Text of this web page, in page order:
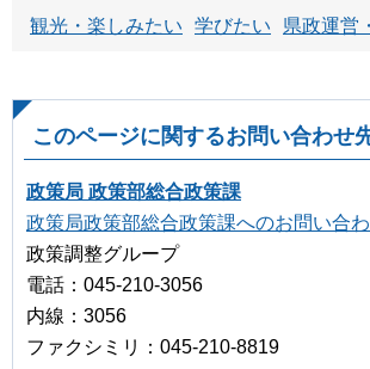
観光・楽しみたい 学びたい 県政運営
このページに関するお問い合わせ
政策局 政策部総合政策課
政策局政策部総合政策課へのお問い合
政策調整グループ
電話：045-210-3056
内線：3056
ファクシミリ：045-210-8819